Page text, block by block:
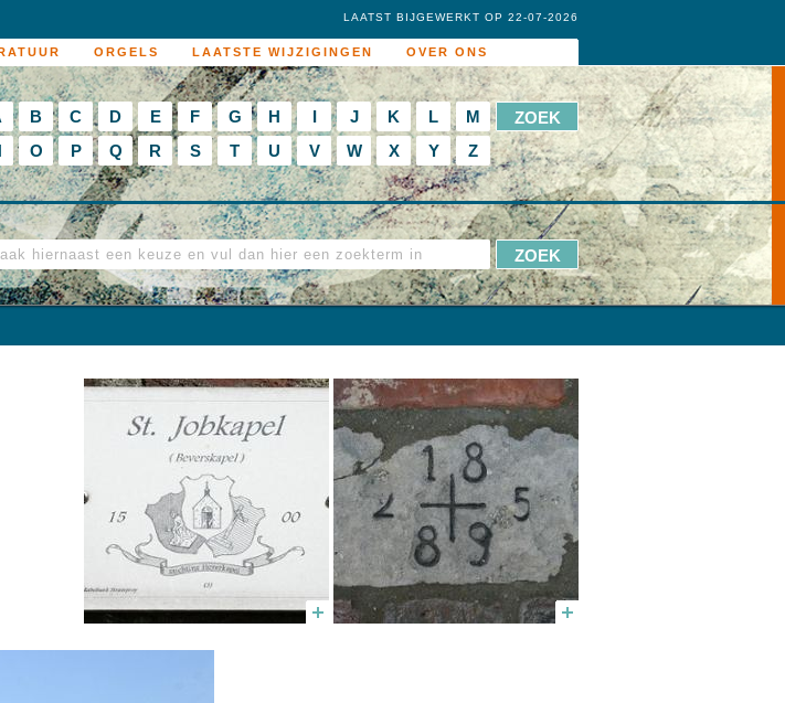
ORGELS LAATSTE WIJZIGINGEN OVER ONS
LAATST BIJGEWERKT OP 22-07-2026
B C D E F G H I J K L
M
O P Q R S T U V W X Y Z